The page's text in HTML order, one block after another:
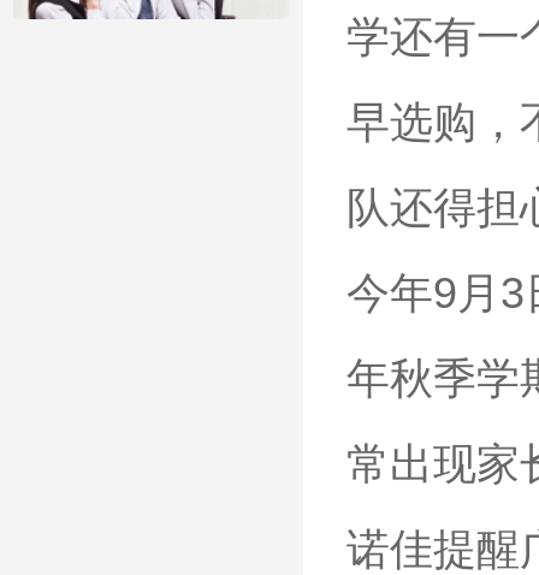
学还有一
早选购，
队还得担
今年9月3
年秋季学
常出现家
诺佳提醒